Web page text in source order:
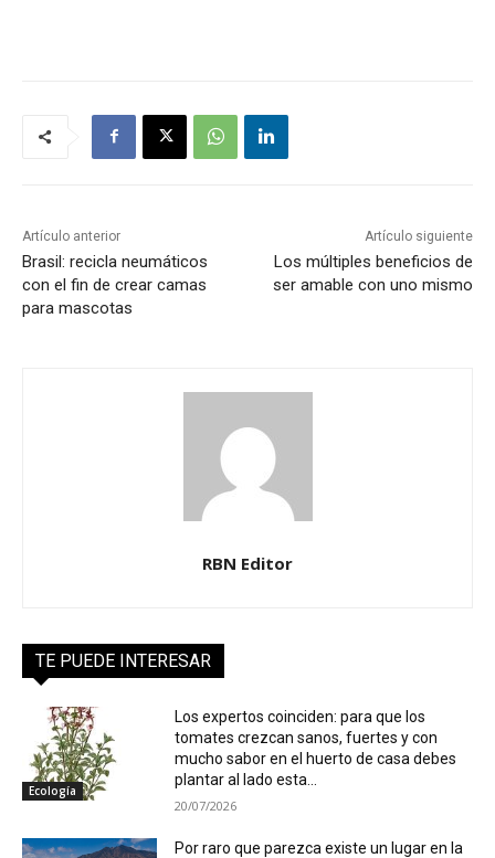
Artículo anterior
Brasil: recicla neumáticos
con el fin de crear camas
para mascotas
Artículo siguiente
Los múltiples beneficios de
ser amable con uno mismo
RBN Editor
TE PUEDE INTERESAR
Ecología
Los expertos coinciden: para que los
tomates crezcan sanos, fuertes y con
mucho sabor en el huerto de casa debes
plantar al lado esta...
20/07/2026
Por raro que parezca existe un lugar en la